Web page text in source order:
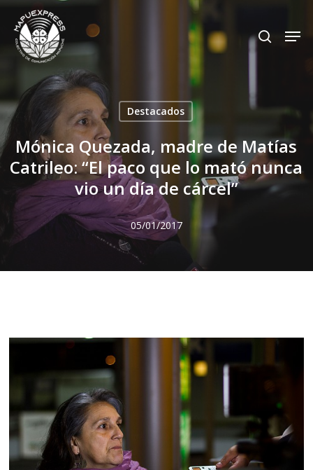
Skip
main
content
search
Destacados
Mónica Quezada, madre de Matías
Catrileo: “El paco que lo mató nunca
vio un día de cárcel”
05/01/2017
Close